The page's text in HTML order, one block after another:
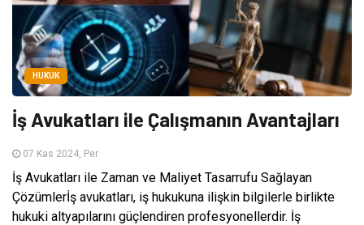
HUKUK
İş Avukatları ile Çalışmanın Avantajları
07 Kas 2024, Per
İş Avukatları ile Zaman ve Maliyet Tasarrufu Sağlayan
Çözümlerİş avukatları, iş hukukuna ilişkin bilgilerle birlikte
hukuki altyapılarını güçlendiren profesyonellerdir. İş